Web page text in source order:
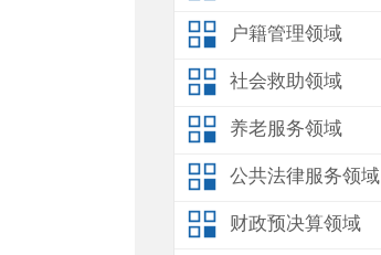
户籍管理领域
社会救助领域
养老服务领域
公共法律服务领域
财政预决算领域